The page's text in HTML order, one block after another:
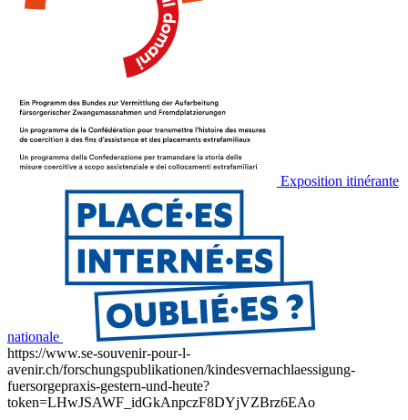
Exposition itinérante
nationale
https://www.se-souvenir-pour-l-
avenir.ch/forschungspublikationen/kindesvernachlaessigung-
fuersorgepraxis-gestern-und-heute?
token=LHwJSAWF_idGkAnpczF8DYjVZBrz6EAo